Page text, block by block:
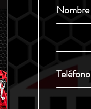
Nombre
Teléfono